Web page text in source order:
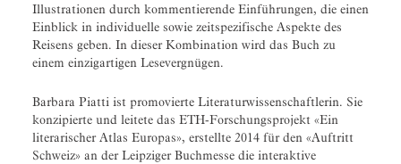
Illustrationen durch kommentierende Einführungen, die einen
Einblick in individuelle sowie zeitspezifische Aspekte des
Reisens geben. In dieser Kombination wird das Buch zu
einem einzigartigen Lesevergnügen.
Barbara Piatti ist promovierte Literaturwissenschaftlerin. Sie
konzipierte und leitete das ETH-Forschungsprojekt «Ein
literarischer Atlas Europas», erstellte 2014 für den «Auftritt
Schweiz» an der Leipziger Buchmesse die interaktive